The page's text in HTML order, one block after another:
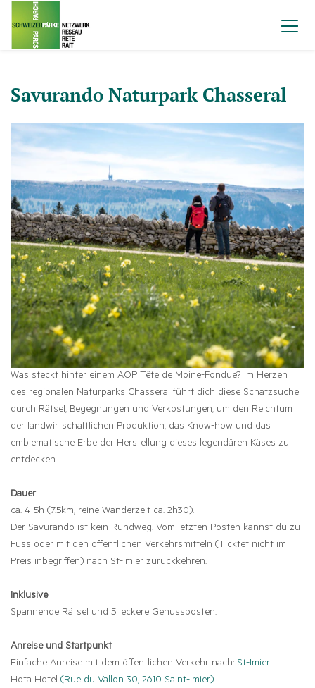
Savurando Naturpark Chasseral
Was steckt hinter einem AOP Tête de Moine-Fondue? Im Herzen
des regionalen Naturparks Chasseral führt dich diese Schatzsuche
durch Rätsel, Begegnungen und Verkostungen, um den Reichtum
der landwirtschaftlichen Produktion, das Know-how und das
emblematische Erbe der Herstellung dieses legendären Käses zu
entdecken.
Dauer
ca. 4-5h (7.5km, reine Wanderzeit ca. 2h30).
Der Savurando ist kein Rundweg. Vom letzten Posten kannst du zu
Fuss oder mit den öffentlichen Verkehrsmitteln (Ticktet nicht im
Preis inbegriffen) nach St-Imier zurückkehren.
Inklusive
Spannende Rätsel und 5 leckere Genussposten.
Anreise und Startpunkt
Einfache Anreise mit dem öffentlichen Verkehr nach: St-Imier
Hota Hotel (Rue du Vallon 30, 2610 Saint-Imier)